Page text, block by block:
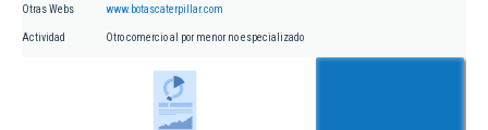
Otras Webs www.botascaterpillar.com
Actividad Otro comercio al por menor no especializado